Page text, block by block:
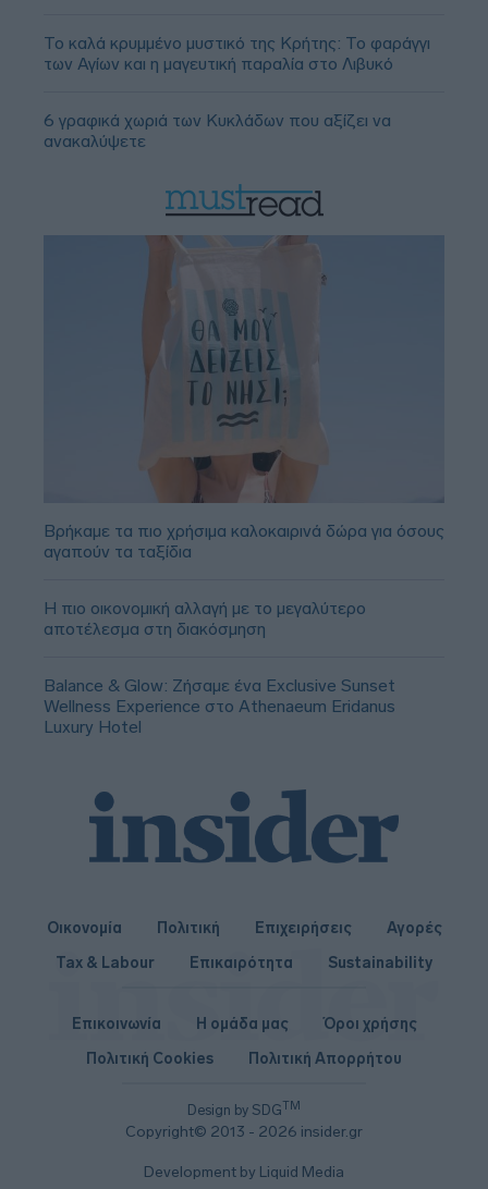
Το καλά κρυμμένο μυστικό της Κρήτης: Το φαράγγι
των Αγίων και η μαγευτική παραλία στο Λιβυκό
6 γραφικά χωριά των Κυκλάδων που αξίζει να
ανακαλύψετε
Βρήκαμε τα πιο χρήσιμα καλοκαιρινά δώρα για όσους
αγαπούν τα ταξίδια
Η πιο οικονομική αλλαγή με το μεγαλύτερο
αποτέλεσμα στη διακόσμηση
Balance & Glow: Ζήσαμε ένα Exclusive Sunset
Wellness Experience στο Athenaeum Eridanus
Luxury Hotel
Οικονομία Πολιτική Επιχειρήσεις
Αγορές
Tax & Labour
Επικαιρότητα Sustainability
Design by SDGTM
Copyright© 2013 - 2026 insider.gr
Επικοινωνία Η ομάδα μας
Όροι χρήσης
Πολιτική Cookies
Πολιτική Απορρήτου
Development by Liquid Media